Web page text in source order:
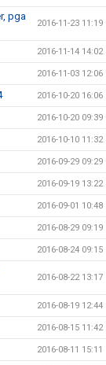
pga
2016-11-23 11:19
2016-11-14 14:02
2016-11-03 12:06
2016-10-20 16:06
2016-10-20 09:39
2016-10-10 11:32
2016-09-29 09:29
2016-09-19 13:22
2016-09-01 10:48
2016-08-29 09:19
2016-08-24 09:15
2016-08-22 13:17
2016-08-19 12:44
2016-08-15 11:42
2016-08-11 15:11